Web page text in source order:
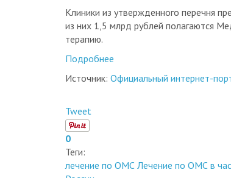
Клиники из утвержденного перечня
из них 1,5 млрд рублей полагаются
терапию.
Подробнее
Источник: Официальный интернет-
Tweet
0
Теги:
лечение по ОМС Лечение по ОМС в